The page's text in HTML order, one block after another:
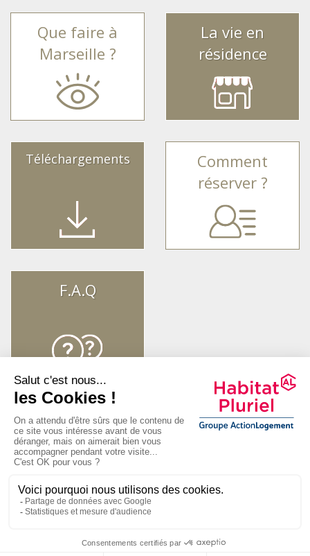
Que faire à
Marseille ?
La vie en
résidence
Téléchargements
Comment
réserver ?
F.A.Q
A propos
Plan du site